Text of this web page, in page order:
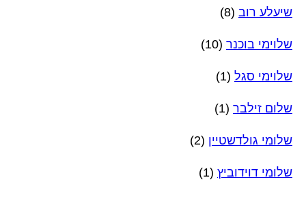
שיעלע רוב (8)
שלוימי בוכנר (10)
שלוימי סגל (1)
שלום זילבר (1)
שלומי גולדשטיין (2)
שלומי דוידוביץ (1)